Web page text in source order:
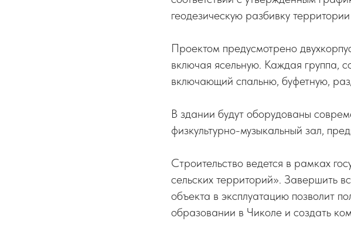
геодезическую разбивку
Проектом предусмотрено
включая ясельную. Каждая группа,
включающий спальню, буфетную,
В здании будут оборудованы
физкультурно-музыкальный зал,
Строительство ведется в рамках
сельских территорий». Завершить
объекта в эксплуатацию позволит
образовании в Чиколе и создать